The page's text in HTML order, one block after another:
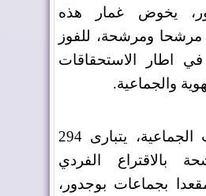
يخوض غمار هذه
الانتخابات 444 مرشحا ومرشحة، للفوز
في اطار الاستحقاقات
والجماعية.
ففي الانتخابات الجماعية، يتبارى 294
بالاقتراع الفردي
بـ 78 مقعدا بجماعات بوجدور،